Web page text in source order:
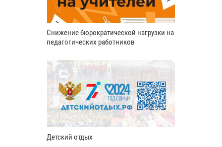
Снижение бюрократической нагрузки на
педагогических работников
Детский отдых